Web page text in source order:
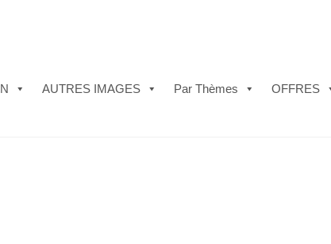
AUTRES IMAGES Par Thèmes OFFRES